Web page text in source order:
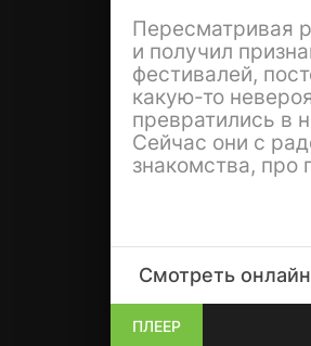
Пересматривая
и получил
фестивалей,
какую-то
превратились в
Сейчас они с
знакомства, про
Смотреть
ПЛЕЕР